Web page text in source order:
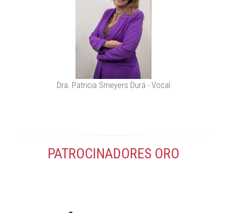
Dra. Patricia Smeyers Durá - Vocal
PATROCINADORES ORO